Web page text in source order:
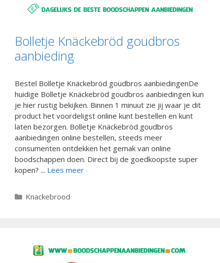
Bolletje Knäckebröd goudbros
aanbieding
Bestel Bolletje Knäckebröd goudbros aanbiedingenDe
huidige Bolletje Knäckebröd goudbros aanbiedingen kun
je hier rustig bekijken. Binnen 1 minuut zie jij waar je dit
product het voordeligst online kunt bestellen en kunt
laten bezorgen. Bolletje Knäckebröd goudbros
aanbiedingen online bestellen, steeds meer
consumenten ontdekken het gemak van online
boodschappen doen. Direct bij de goedkoopste super
kopen? ... Lees meer
Categorieën
Knackebrood